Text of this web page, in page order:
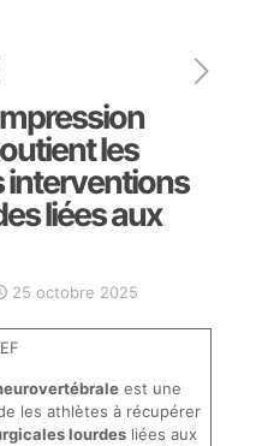
les
interventions
liées aux
25 octobre 2025
est une
les athlètes à récupérer
lourdesliées aux